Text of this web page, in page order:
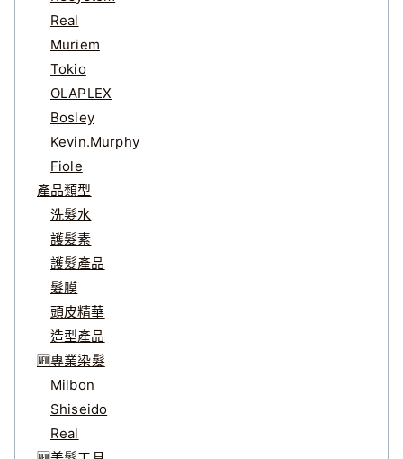
Real
Muriem
Tokio
OLAPLEX
Bosley
Kevin.Murphy
Fiole
產品類型
洗髮水
護髮素
護髮產品
髮膜
頭皮精華
造型產品
🆕專業染髮
Milbon
Shiseido
Real